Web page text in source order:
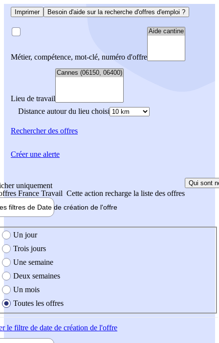
Imprimer Besoin d'aide sur la recherche d'offres d'emploi ?
Métier, compétence, mot-clé, numéro d'offre
Lieu de travail
Distance autour du lieu choisi
Rechercherdes offres
uniquement
France Travail Cette action recharge la liste des offres
Qui sont
filtres de Date de création de l'offre
création de l'offre
Un jour
Trois jours
Une semaine
Deux semaines
Un mois
Toutes les offres
le filtre de date de création de l'offre
Créer une alerte